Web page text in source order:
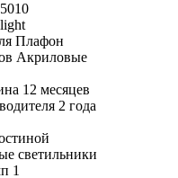
Плафон
Акриловые
12 месяцев
2 года
светильники
1